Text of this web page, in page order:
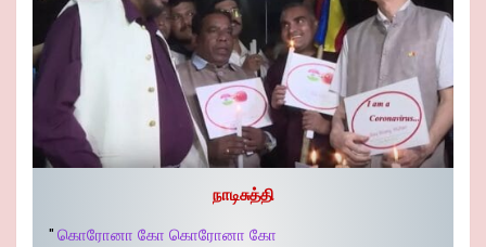
நாடிசுத்தி
" கொரோனா கோ கொரோனா கோ